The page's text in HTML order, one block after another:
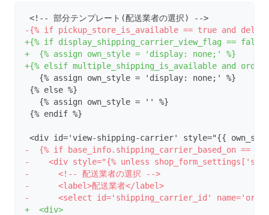
<!-- 部分テンプレート(配送業者の選択) -->
-{% if pickup_store_is_available == true and
+{% if display_shipping_carrier_view_flag == false
+  {% assign own_style = 'display: none;' %}
+{% elsif multiple_shipping_is_available and
   {% assign own_style = 'display: none;' %}
{% else %}
   {% assign own_style = '' %}
{% endif %}
<div id='view-shipping-carrier' style="{{
-  {% if base_info.shipping_carrier_based_on ==
-    <div style="{% unless
-      <!-- 配送業者の選択 -->
-      <label>配送業者</label>
-      <select id='shipping_carrier_id'
+  <div>